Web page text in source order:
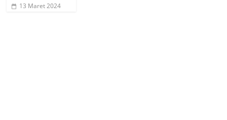
13 Maret 2024